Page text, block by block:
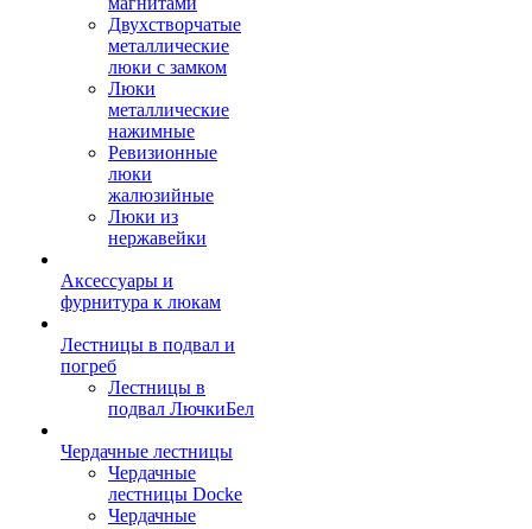
Двухстворчатые
металлические
люки с замком
Люки
металлические
нажимные
Ревизионные
люки
жалюзийные
Люки из
нержавейки
Аксессуары и
фурнитура к люкам
Лестницы в подвал и
погреб
Лестницы в
подвал ЛючкиБел
Чердачные лестницы
Чердачные
лестницы Docke
Чердачные